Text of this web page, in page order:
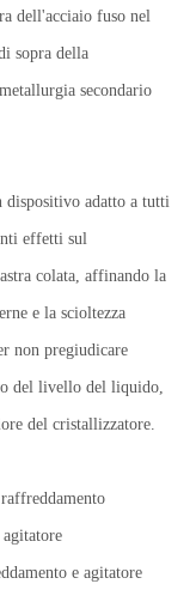
dell'acciaio fuso nel
sopra della
secondario
dispositivo adatto a tutti
effetti sul
colata, affinando la
e la scioltezza
non pregiudicare
del livello del liquido,
del cristallizzatore.
e agitatore